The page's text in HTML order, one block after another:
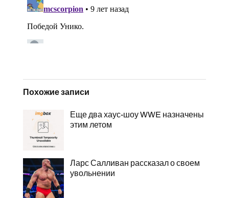
Похожие записи
Еще два хаус-шоу WWE назначены
этим летом
Ларс Салливан рассказал о своем
увольнении